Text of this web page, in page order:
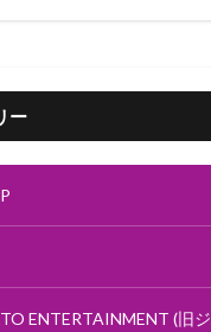
ー
ENTERTAINMENT (旧ジ